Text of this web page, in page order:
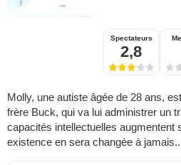
Spectateurs
2,8
Molly, une autiste âgée de 28 ans,
frère Buck, qui va lui administrer un
capacités intellectuelles augmentent
existence en sera changée à